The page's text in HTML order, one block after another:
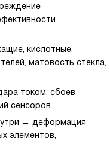
кислотные,
матовость стекла,
током, сбоев
сенсоров.
→ деформация
элементов,